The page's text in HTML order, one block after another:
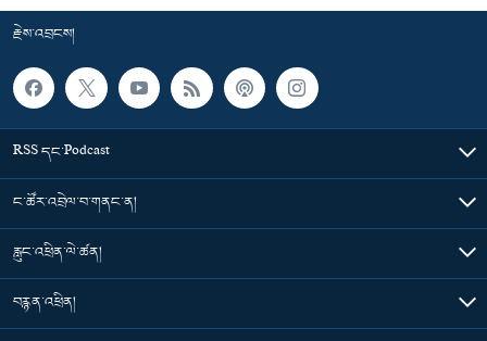
རྗེས་འབྲངས།
RSS དང་Podcast
ང་ཚོར་འབྲེལ་བ་གནང་ན།
རླུང་འཕྲིན་ལེ་ཚན།
བརྙན་འཕྲིན།